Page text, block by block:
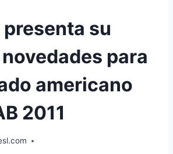
presenta su
para
americano
2011